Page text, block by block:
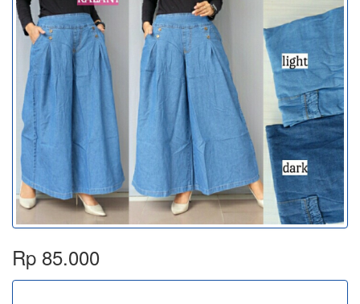
Rp 85.000